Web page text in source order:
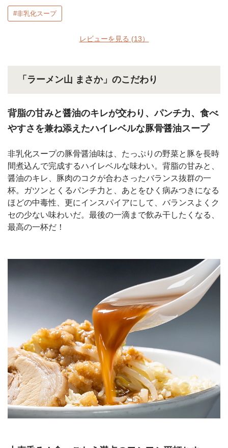
#非乳化スープ
レビューを見る (13）
「ラーメン山 まさか」のこだわり
背脂の甘みと醤油のキレが交わり、パンチ力、食べ
やすさを兼ね添えたハイレベルな豚骨醤油スープ
非乳化スープの豚骨醤油味は、たっぷりの野菜と豚を長時
間煮込んで完成するハイレベルな味わい。背脂の甘みと、
醤油のキレ、豚肉のコクが合わさったバランス抜群の一
杯。ガツンとくるパンチ力と、あとをひく病みつきになる
ほどの中毒性、更にインスパイアにして、バランスよくク
セの少ない味わいだ。最後の一滴まで飲み干したくなる、
最高の一杯だ！